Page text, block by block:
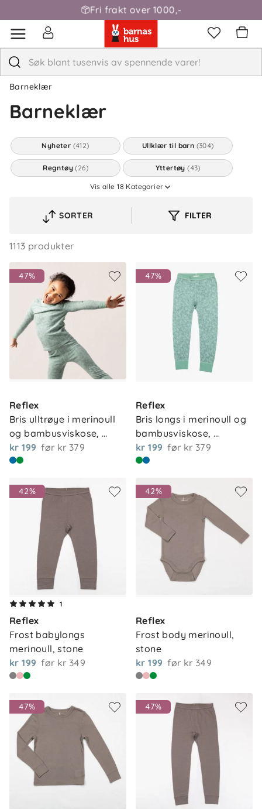
Fri frakt over 1000,-
Barneklær
Barneklær
Nyheter (412) Ullklær til barn (304)
Regntøy(26) Yttertøy (43)
Bambus
Babyklær(175) Body(110)
Tilbehør klær Solbriller(19)
Festdrakt og pentøy(73) Kjoler (23)
Junior 146-164 cm Badetøy og UV-klær(29)
Vis alle18 Kategorier
SORTER FILTER
1113 produkter
47%
Reflex
Bris ulltrøye i merinoull
og bambusviskose,
pale…
kr 199 før kr 379
47%
Reflex
Bris longs i merinoull og
bambusviskose,
palegre…
kr 199 før kr 379
42%
1
Reflex
Frost babylongs
merinoull, stone
kr 199 før kr 349
42%
Reflex
Frost body merinoull,
stone
kr 199 før kr 349
47% 47%